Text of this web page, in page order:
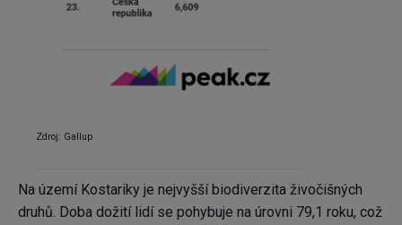
Zdroj: Gallup
Na území Kostariky je nejvyšší biodiverzita živočišných
druhů. Doba dožití lidí se pohybuje na úrovni 79,1 roku, což